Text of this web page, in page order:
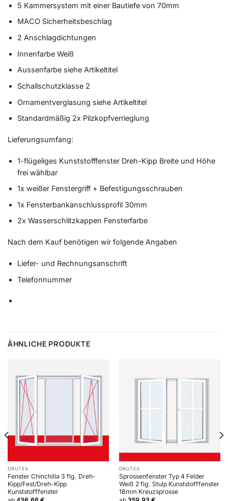
5 Kammersystem mit einer Bautiefe von 70mm
MACO Sicherheitsbeschlag
2 Anschlagdichtungen
Innenfarbe Weiß
Aussenfarbe siehe Artikeltitel
Schallschutzklasse 2
Ornamentverglasung siehe Artikeltitel
Standardmäßig 2x Pilzkopfverrieglung
Lieferungsumfang:
1-flügeliges Kunststofffenster Dreh-Kipp Breite und Höhe
frei wählbar
1x weißer Fenstergriff + Befestigungsschrauben
1x Fensterbankanschlussprofil 30mm
2x Wasserschlitzkappen Fensterfarbe
Nach dem Kauf benötigen wir folgende Angaben
Liefer- und Rechnungsanschrift
Telefonnummer
ÄHNLICHE PRODUKTE
DRUTEX
Fenster Chinchilla 3 flg. Dreh-
Kipp/Fest/Dreh-Kipp
Kunststofffenster
DRUTEX
Sprossenfenster Typ 4 Felder
Weiß 2 flg. Stulp Kunststofffenster
18mm Kreuzsprosse